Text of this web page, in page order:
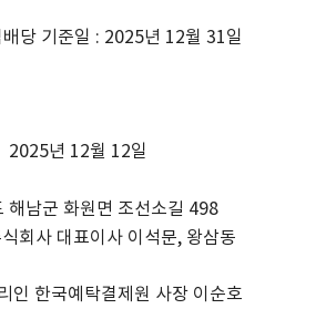
당 기준일 : 2025년 12월 31일
2025년 12월 12일
해남군 화원면 조선소길 498
회사 대표이사 이석문, 왕삼동
인 한국예탁결제원 사장 이순호